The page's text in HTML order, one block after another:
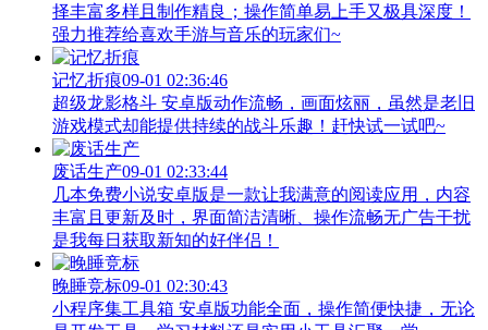
择丰富多样且制作精良；操作简单易上手又极具深度！
强力推荐给喜欢手游与音乐的玩家们~
记忆折痕09-01 02:36:46
超级龙影格斗 安卓版动作流畅，画面炫丽，虽然是老旧
游戏模式却能提供持续的战斗乐趣！赶快试一试吧~
废话生产09-01 02:33:44
几本免费小说安卓版是一款让我满意的阅读应用，内容
丰富且更新及时，界面简洁清晰、操作流畅无广告干扰
是我每日获取新知的好伴侣！
晚睡竞标09-01 02:30:43
小程序集工具箱 安卓版功能全面，操作简便快捷，无论